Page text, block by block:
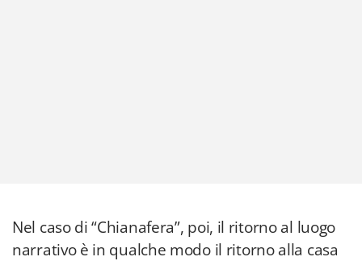
Nel caso di “Chianafera”, poi, il ritorno al luogo
narrativo è in qualche modo il ritorno alla casa